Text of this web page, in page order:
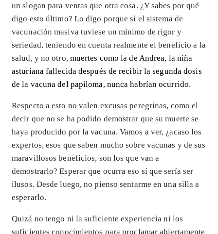
un slogan para ventas que otra cosa. ¿Y sabes por qué
digo esto último? Lo digo porque si el sistema de
vacunación masiva tuviese un mínimo de rigor y
seriedad, teniendo en cuenta realmente el beneficio a la
salud, y no otro, muertes como la de Andrea, la niña
asturiana fallecida después de recibir la segunda dosis
de la vacuna del papiloma, nunca habrían ocurrido.
Respecto a esto no valen excusas peregrinas, como el
decir que no se ha podido demostrar que su muerte se
haya producido por la vacuna. Vamos a ver, ¿acaso los
expertos, esos que saben mucho sobre vacunas y de sus
maravillosos beneficios, son los que van a
demostrarlo? Esperar que ocurra eso sí que sería ser
ilusos. Desde luego, no pienso sentarme en una silla a
esperarlo.
Quizá no tengo ni la suficiente experiencia ni los
suficientes conocimientos para proclamar abiertamente